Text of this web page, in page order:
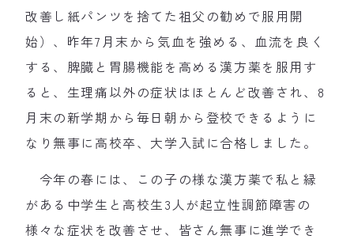
改善し紙パンツを捨てた祖父の勧めで服用開
始）、昨年7月末から気血を強める、血流を良く
する、脾臓と胃腸機能を高める漢方薬を服用す
ると、生理痛以外の症状はほとんど改善され、8
月末の新学期から毎日朝から登校できるように
なり無事に高校卒、大学入試に合格しました。
今年の春には、この子の様な漢方薬で私と縁
がある中学生と高校生3人が起立性調節障害の
様々な症状を改善させ、皆さん無事に進学でき